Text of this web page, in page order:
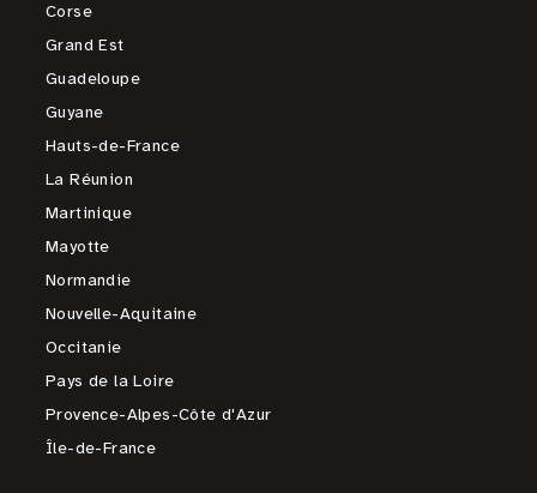
Corse
Grand Est
Guadeloupe
Guyane
Hauts-de-France
La Réunion
Martinique
Mayotte
Normandie
Nouvelle-Aquitaine
Occitanie
Pays de la Loire
Provence-Alpes-Côte d'Azur
Île-de-France